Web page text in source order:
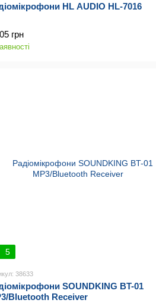
HL AUDIO HL-7016
грн
5
38633
SOUNDKING BT-01
Bluetooth Receiver